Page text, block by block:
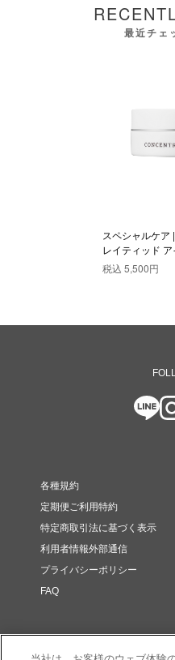
最近チェ
スペシャルケア
レイティッド
税込 5,500円
各種規約
定期便ご利用特約
特定商取引法に基づく表示
利用者情報外部通信
プライバシーポリシー
FAQ